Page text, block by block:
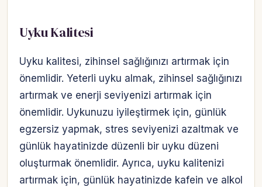
Uyku Kalitesi
Uyku kalitesi, zihinsel sağlığınızı artırmak için
önemlidir. Yeterli uyku almak, zihinsel sağlığınızı
artırmak ve enerji seviyenizi artırmak için
önemlidir. Uykunuzu iyileştirmek için, günlük
egzersiz yapmak, stres seviyenizi azaltmak ve
günlük hayatinizde düzenli bir uyku düzeni
oluşturmak önemlidir. Ayrıca, uyku kalitenizi
artırmak için, günlük hayatinizde kafein ve alkol